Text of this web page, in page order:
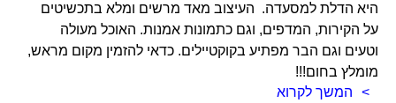
היא הדלת למסעדה. העיצוב מאד מרשים ומלא בתכשיטים
על הקירות, המדפים, וגם כתמונות אמנות. האוכל מעולה
וטעים וגם הבר מפתיע בקוקטיילים. כדאי להזמין מקום מראש,
מומלץ בחום!!!
המשך לקרוא